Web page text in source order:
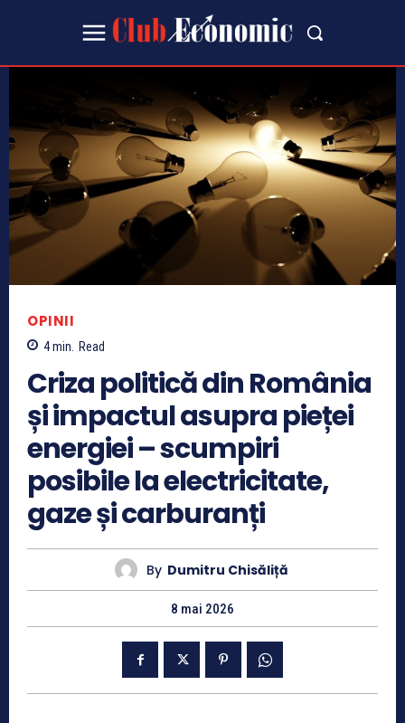
OPINII
4min. Read
Criza politică din România
și impactul asupra pieței
energiei – scumpiri
posibile la electricitate,
gaze și carburanți
By Dumitru Chisăliță
8 mai 2026